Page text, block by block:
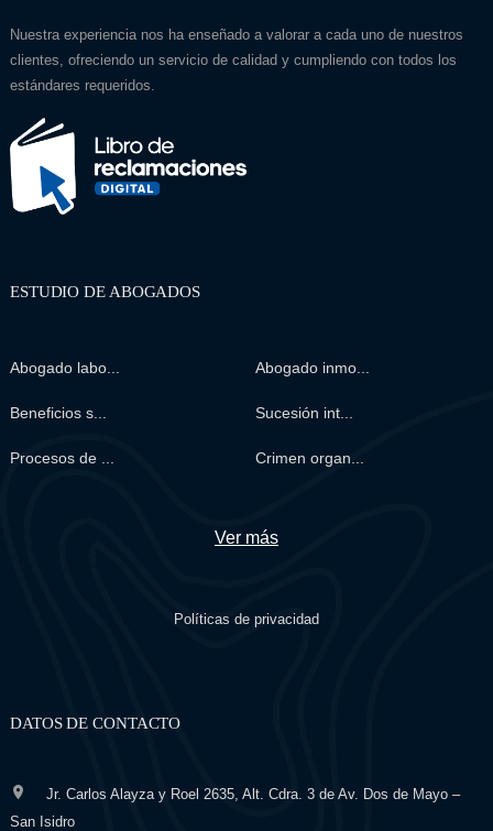
Nuestra experiencia nos ha enseñado a valorar a cada uno de nuestros
clientes, ofreciendo un servicio de calidad y cumpliendo con todos los
estándares requeridos.
ESTUDIO DE ABOGADOS
Abogado labo... Abogado inmo...
Beneficios s... Sucesión int...
Procesos de ... Crimen organ...
Ver más
Políticas de privacidad
DATOS DE CONTACTO
Jr. Carlos Alayza y Roel 2635, Alt. Cdra. 3 de Av. Dos de Mayo –
San Isidro